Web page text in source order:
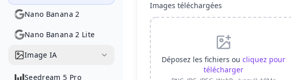
Nano Banana 2
Nano Banana 2 Lite
Image IA
Seedream 5 Pro
Images téléchargées
Déposez les fichiers ou cliquez pour
télécharger